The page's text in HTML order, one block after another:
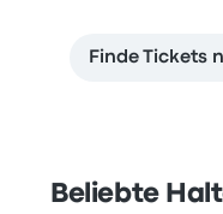
Finde Tickets
Beliebte